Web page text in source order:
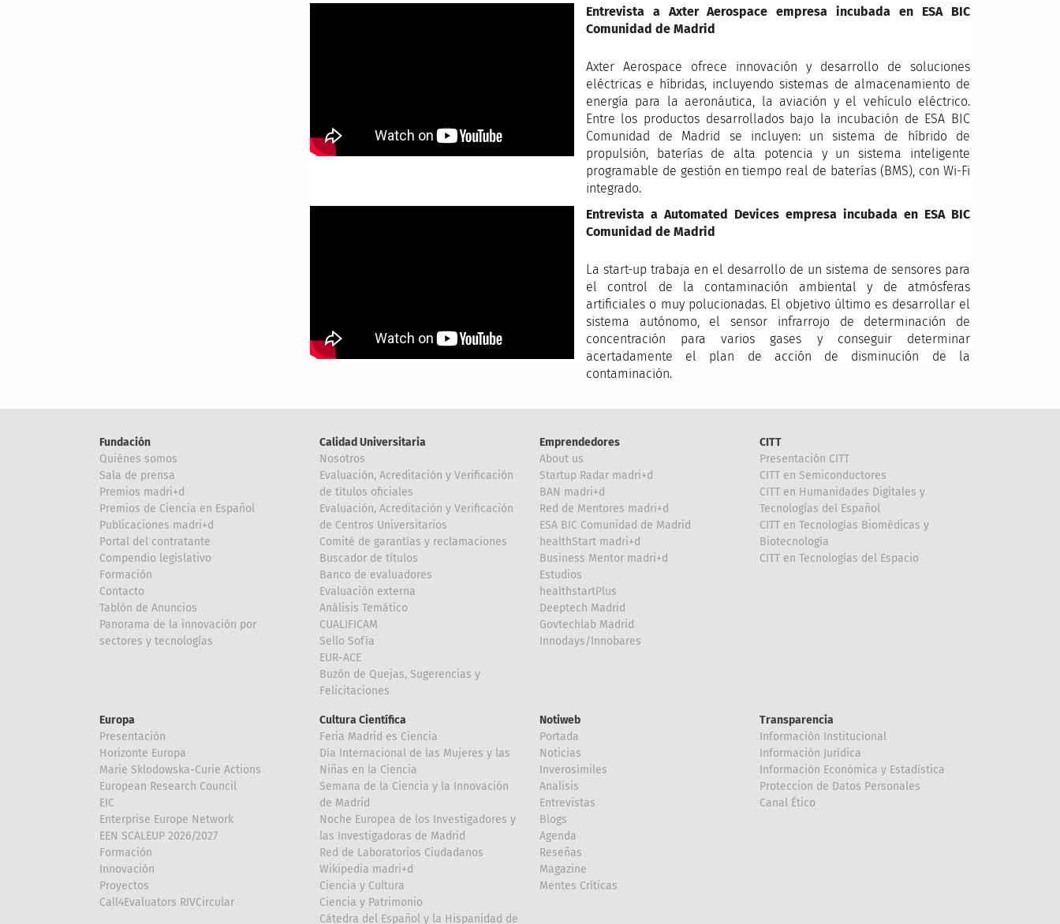
Entrevista a Axter Aerospace empresa incubada en ESA BIC
Comunidad de Madrid
Axter Aerospace ofrece innovación y desarrollo de soluciones
eléctricas e híbridas, incluyendo sistemas de almacenamiento de
energía para la aeronáutica, la aviación y el vehículo eléctrico.
Entre los productos desarrollados bajo la incubación de ESA BIC
Comunidad de Madrid se incluyen: un sistema de híbrido de
propulsión, baterías de alta potencia y un sistema inteligente
programable de gestión en tiempo real de baterías (BMS), con Wi-Fi
integrado.
Entrevista a Automated Devices empresa incubada en ESA BIC
Comunidad de Madrid
La start-up trabaja en el desarrollo de un sistema de sensores para
el control de la contaminación ambiental y de atmósferas
artificiales o muy polucionadas. El objetivo último es desarrollar el
sistema autónomo, el sensor infrarrojo de determinación de
concentración para varios gases y conseguir determinar
acertadamente el plan de acción de disminución de la
contaminación.
Fundación
Quiénes somos
Sala de prensa
Premios madri+d
Premios de Ciencia en Español
Publicaciones madri+d
Portal del contratante
Compendio legislativo
Formación
Contacto
Tablón de Anuncios
Panorama de la innovación por
sectores y tecnologías
Calidad Universitaria
Nosotros
Evaluación, Acreditación y Verificación
de títulos oficiales
Evaluación, Acreditación y Verificación
de Centros Universitarios
Comité de garantías y reclamaciones
Buscador de títulos
Banco de evaluadores
Evaluación externa
Análisis Temático
CUALIFICAM
Sello Sofía
EUR-ACE
Buzón de Quejas, Sugerencias y
Felicitaciones
Emprendedores
About us
Startup Radar madri+d
BAN madri+d
Red de Mentores madri+d
ESA BIC Comunidad de Madrid
healthStart madri+d
Business Mentor madri+d
Estudios
healthstartPlus
Deeptech Madrid
Govtechlab Madrid
Innodays/Innobares
CITT
Presentación CITT
CITT en Semiconductores
CITT en Humanidades Digitales y
Tecnologías del Español
CITT en Tecnologías Biomédicas y
Biotecnología
CITT en Tecnologías del Espacio
Europa
Presentación
Horizonte Europa
Marie Sklodowska-Curie Actions
European Research Council
EIC
Enterprise Europe Network
EEN SCALEUP 2026/2027
Formación
Innovación
Proyectos
Call4Evaluators RIVCircular
Cultura Científica
Feria Madrid es Ciencia
Día Internacional de las Mujeres y las
Niñas en la Ciencia
Semana de la Ciencia y la Innovación
de Madrid
Noche Europea de los Investigadores y
las Investigadoras de Madrid
Red de Laboratorios Ciudadanos
Wikipedia madri+d
Ciencia y Cultura
Ciencia y Patrimonio
Cátedra del Español y la Hispanidad de
Notiweb
Portada
Noticias
Inverosímiles
Analisis
Entrevistas
Blogs
Agenda
Reseñas
Magazine
Mentes Críticas
Transparencia
Información Institucional
Información Jurídica
Información Económica y Estadística
Proteccion de Datos Personales
Canal Ético